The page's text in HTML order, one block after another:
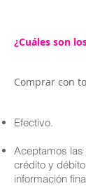
¿Cuáles son
Comprar con
Efectivo.
Aceptamos
crédito y
información